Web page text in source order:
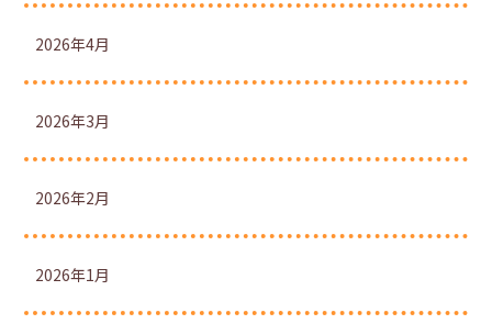
2026年4月
2026年3月
2026年2月
2026年1月